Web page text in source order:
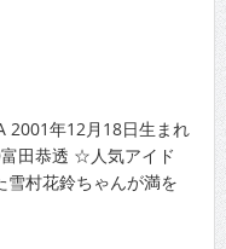
田恭透 ☆人気アイド
村花鈴ちゃんが満を